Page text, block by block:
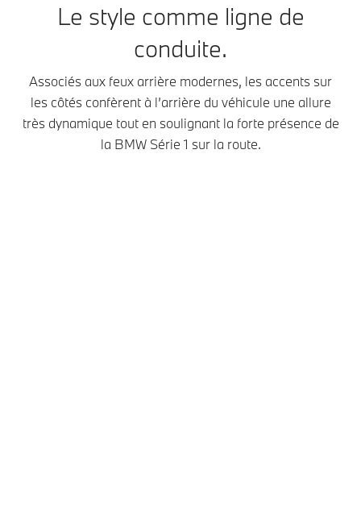
Le style comme ligne de
conduite.
Associés aux feux arrière modernes, les accents sur
les côtés confèrent à l’arrière du véhicule une allure
très dynamique tout en soulignant la forte présence de
la BMW Série 1 sur la route.